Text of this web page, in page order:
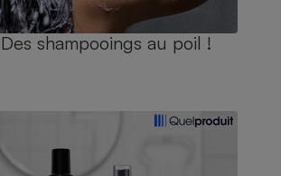
shampooings au poil !